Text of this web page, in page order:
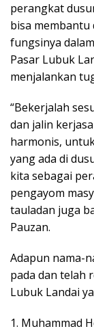
perangkat
bisa
fungsinya
Pasar Lubuk
menjalankan
“Bekerjalah
dan jalin
harmonis,
yang ada di
kita sebagai
pengayom
tauladan juga
Pauzan.
Adapun nama-
pada dan telah
Lubuk Landai
1. Muhammad